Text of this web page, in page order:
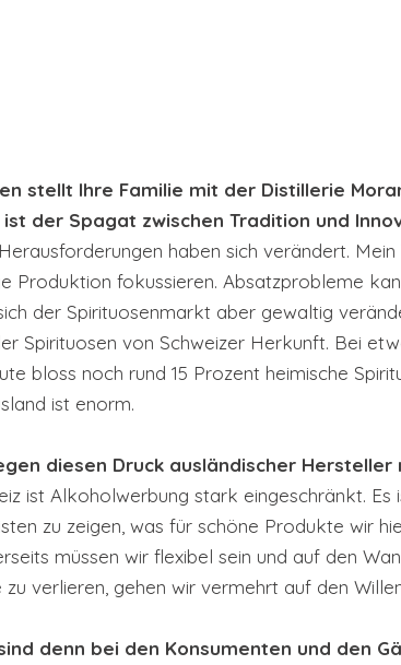
stellt Ihre Familie mit der Distillerie
ist der Spagat zwischen Tradition und
haben sich verändert.
Produktion fokussieren. Absatzprobleme
der Spirituosenmarkt aber gewaltig
Spirituosen von Schweizer Herkunft. Bei
bloss noch rund 15 Prozent heimische
ist enorm.
diesen Druck ausländischer Hersteller
ist Alkoholwerbung stark eingeschränkt. Es
zu zeigen, was für schöne Produkte wir
müssen wir flexibel sein und auf den
verlieren, gehen wir vermehrt auf den
denn bei den Konsumenten und den